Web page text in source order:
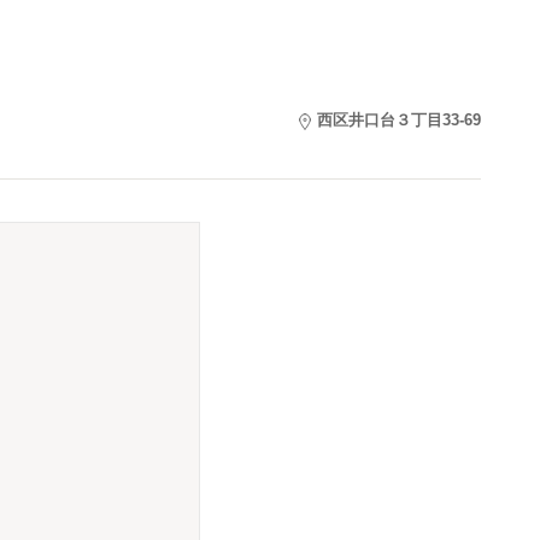
西区井口台３丁目33-69